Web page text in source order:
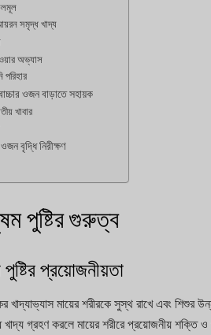
সমৃদ্ধ খাদ্য
অভ্যাস
ওজন বাড়াতে সহায়ক
খাবার
বৃদ্ধি নিরীক্ষণ
পুষ্টির গুরুত্ব
প্রয়োজনীয়তা
খাদ্যাভ্যাস মায়ের শরীরকে সুস্থ রাখে এবং
খাদ্য গ্রহণ করলে মায়ের শরীরে প্রয়োজনীয় শক্তি